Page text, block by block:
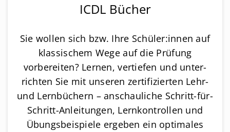
ICDL Bücher
Sie wollen sich bzw. Ihre Schüler:innen auf
klassischem Wege auf die Prüfung
vorbereiten? Lernen, vertiefen und un­ter­
rich­ten Sie mit unseren zertifizierten Lehr-
und Lernbüchern – anschauliche Schritt-für-
Schritt-Anleitungen, Lernkontrollen und
Übungsbeispiele ergeben ein optimales